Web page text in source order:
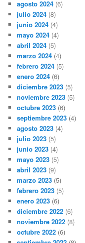
agosto 2024 (6)
julio 2024 (8)
junio 2024 (4)
mayo 2024 (4)
abril 2024 (5)
marzo 2024 (4)
febrero 2024 (5)
enero 2024 (6)
diciembre 2023 (5)
noviembre 2023 (5)
octubre 2023 (6)
septiembre 2023 (4)
agosto 2023 (4)
julio 2023 (5)
junio 2023 (4)
mayo 2023 (5)
abril 2023 (9)
marzo 2023 (5)
febrero 2023 (5)
enero 2023 (6)
diciembre 2022 (6)
noviembre 2022 (8)
octubre 2022 (6)